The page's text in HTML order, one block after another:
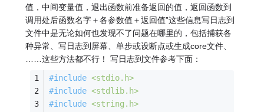
值，中间变量值，退出函数前准备返回的值，返回函数到
调用处后函数名字＋各参数值＋返回值”这些信息写日志到
文件中是无论如何也发现不了问题在哪里的，包括捕获各
种异常、写日志到屏幕、单步或设断点或生成core文件、
……这些方法都不行！ 写日志到文件参考下面：
#include <stdio.h>
#include <stdlib.h>
#include <string.h>